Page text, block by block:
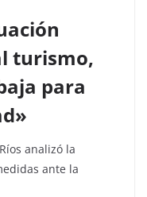
turismo,
para
analizó la
ante la